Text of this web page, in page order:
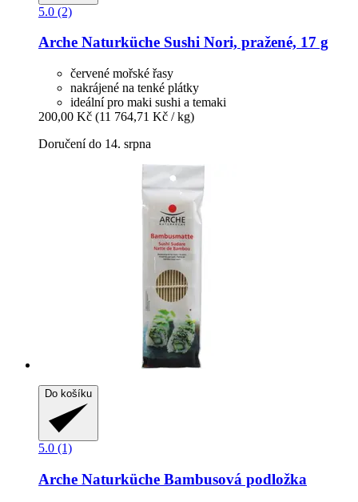
5.0 (2)
Arche Naturküche Sushi Nori, pražené, 17 g
červené mořské řasy
nakrájené na tenké plátky
ideální pro maki sushi a temaki
200,00 Kč (11 764,71 Kč / kg)
Doručení do 14. srpna
Do košíku
5.0 (1)
Arche Naturküche Bambusová podložka